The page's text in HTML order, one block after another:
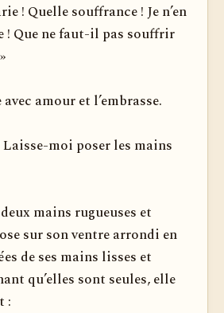
! Quelle souffrance ! Je n’en
! Que ne faut-il pas souffrir
amour et l’embrasse.
moi poser les mains
mains rugueuses et
sur son ventre arrondi en
de ses mains lisses et
qu’elles sont seules, elle
: